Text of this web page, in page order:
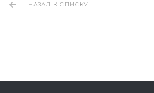
НАЗАД К СПИСКУ